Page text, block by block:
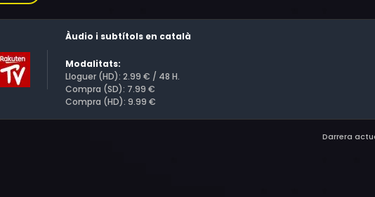
Àudio i subtítols en català
Modalitats:
Lloguer (HD): 2.99 € / 48 H.
Compra (SD): 7.99 €
Compra (HD): 9.99 €
Darrera